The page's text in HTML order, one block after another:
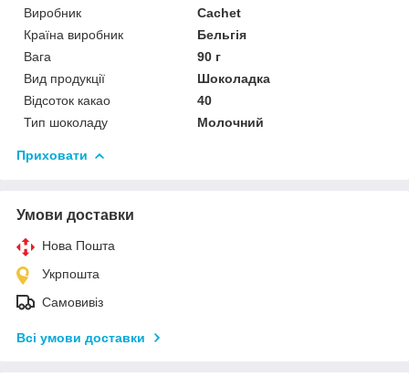
Виробник
Cachet
Країна виробник
Бельгія
Вага
90 г
Вид продукції
Шоколадка
Відсоток какао
40
Тип шоколаду
Молочний
Приховати
Умови доставки
Нова Пошта
Укрпошта
Самовивіз
Всі умови доставки